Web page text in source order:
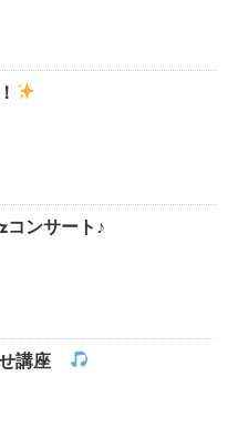
コンサート♪
講座